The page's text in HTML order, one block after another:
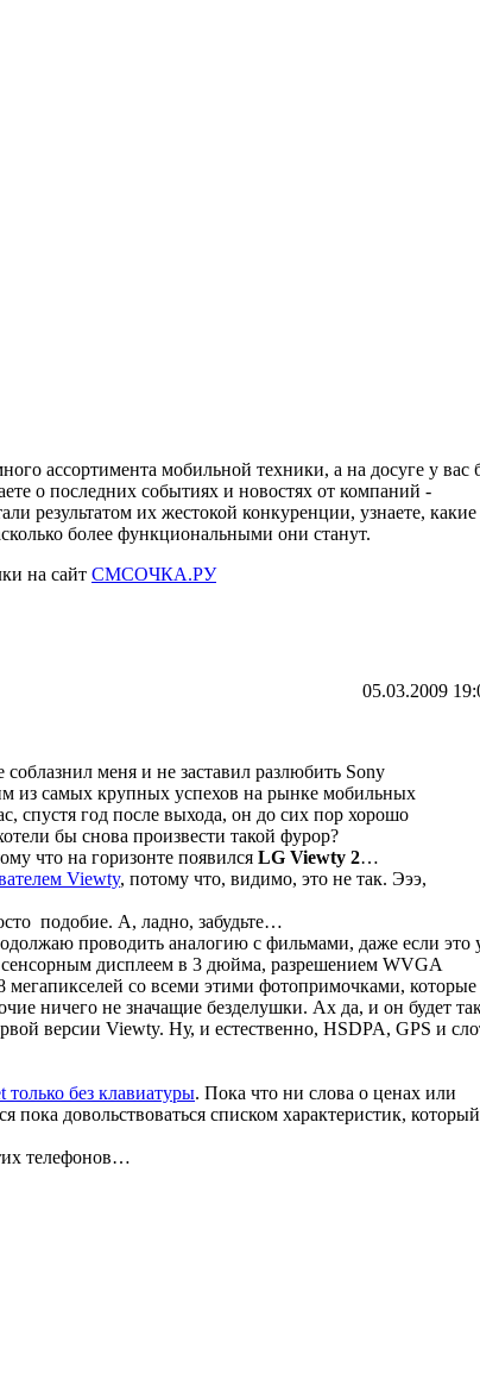
ассортимента мобильной техники, а на досуге у вас
о последних событиях и новостях от компаний -
результатом их жестокой конкуренции, узнаете, какие
более функциональными они станут.
на сайт СМСОЧКА.РУ
05.03.2009
соблазнил меня и не заставил разлюбить Sony
из самых крупных успехов на рынке мобильных
спустя год после выхода, он до сих пор хорошо
бы снова произвести такой фурор?
что на горизонте появился LG Viewty 2…
Viewty, потому что, видимо, это не так. Эээ,
подобие. А, ладно, забудьте…
проводить аналогию с фильмами, даже если это
сенсорным дисплеем в 3 дюйма, разрешением WVGA
со всеми этими фотопримочками, которые
ничего не значащие безделушки. Ах да, и он будет
версии Viewty. Ну, и естественно, HSDPA, GPS и
только без клавиатуры. Пока что ни слова о ценах или
пока довольствоваться списком характеристик,
телефонов…